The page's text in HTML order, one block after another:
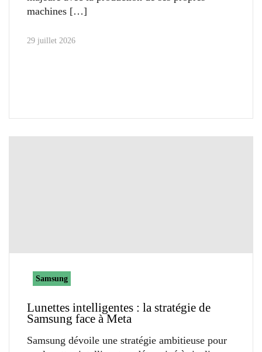
machines
29 juillet 2026
Samsung
Lunettes intelligentes : la stratégie de
Samsung face à Meta
Samsung dévoile une stratégie ambitieuse pour